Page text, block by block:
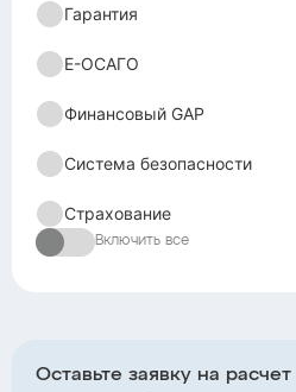
Гарантия
Е-ОСАГО
Финансовый GAP
Система безопасности
Страхование
Включить все
Оставьте заявку на расчет